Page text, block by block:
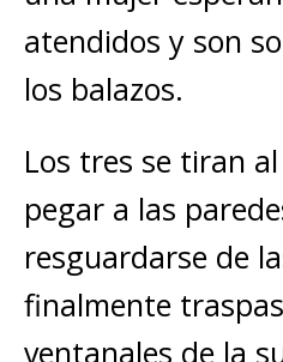
atendidos y son
los balazos.
Los tres se tiran
pegar a las
resguardarse de
finalmente
ventanales de la